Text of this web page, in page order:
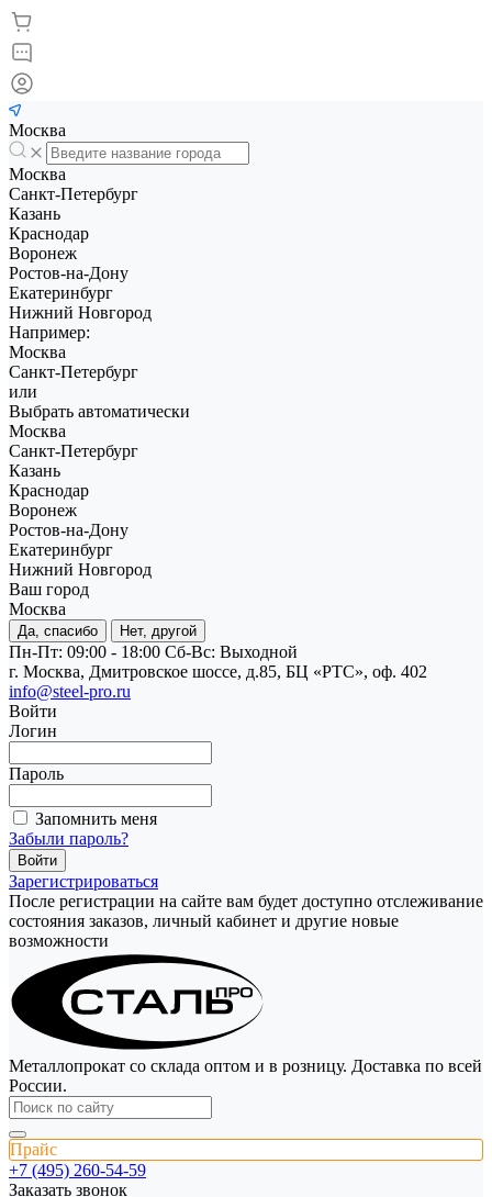
Москва
Москва
Санкт-Петербург
Казань
Краснодар
Воронеж
Ростов-на-Дону
Екатеринбург
Нижний Новгород
Например:
Москва
Санкт-Петербург
или
Выбрать автоматически
Москва
Санкт-Петербург
Казань
Краснодар
Воронеж
Ростов-на-Дону
Екатеринбург
Нижний Новгород
Ваш город
Москва
Да, спасибо Нет, другой
Пн-Пт: 09:00 - 18:00 Cб-Вс: Выходной
г. Москва, Дмитровское шоссе, д.85, БЦ «РТС», оф. 402
info@steel-pro.ru
Войти
Логин
Пароль
Запомнить меня
Забыли пароль?
Зарегистрироваться
После регистрации на сайте вам будет доступно отслеживание
состояния заказов, личный кабинет и другие новые
возможности
Металлопрокат со склада оптом и в розницу. Доставка по всей
России.
Прайс
+7 (495) 260-54-59
Заказать звонок